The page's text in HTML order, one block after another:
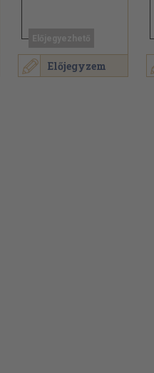
Előjegyzem